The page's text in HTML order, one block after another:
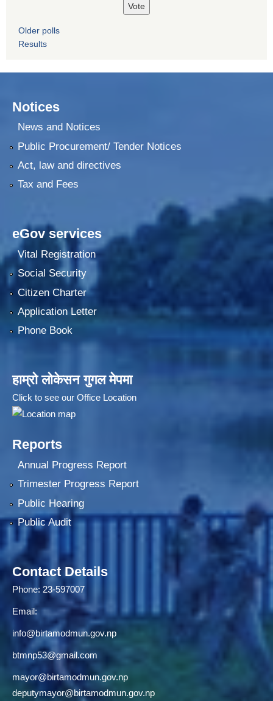
Older polls
Results
Notices
News and Notices
Public Procurement/ Tender Notices
Act, law and directives
Tax and Fees
eGov services
Vital Registration
Social Security
Citizen Charter
Application Letter
Phone Book
हाम्रो लोकेसन गुगल मेपमा
Click to see our Office Location
Reports
Annual Progress Report
Trimester Progress Report
Public Hearing
Public Audit
Contact Details
Phone: 23-597007
Email:
info@birtamodmun.gov.np
btmnp53@gmail.com
mayor@birtamodmun.gov.np
deputymayor@birtamodmun.gov.np